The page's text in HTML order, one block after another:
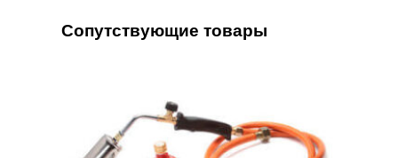
Сопутствующие товары